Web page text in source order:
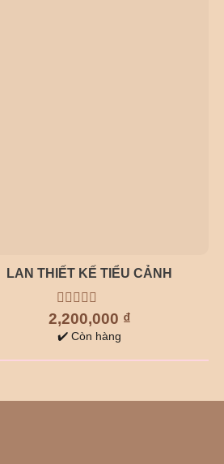
LAN THIẾT KẾ TIỂU CẢNH
0
out
of
2,200,000 ₫
✔️ Còn hàng